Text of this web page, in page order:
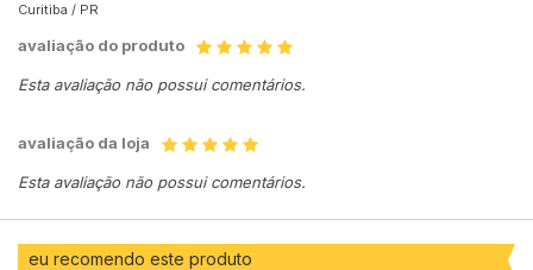
Curitiba / PR
avaliação do produto
Esta avaliação não possui comentários.
avaliação da loja
Esta avaliação não possui comentários.
eu recomendo este produto